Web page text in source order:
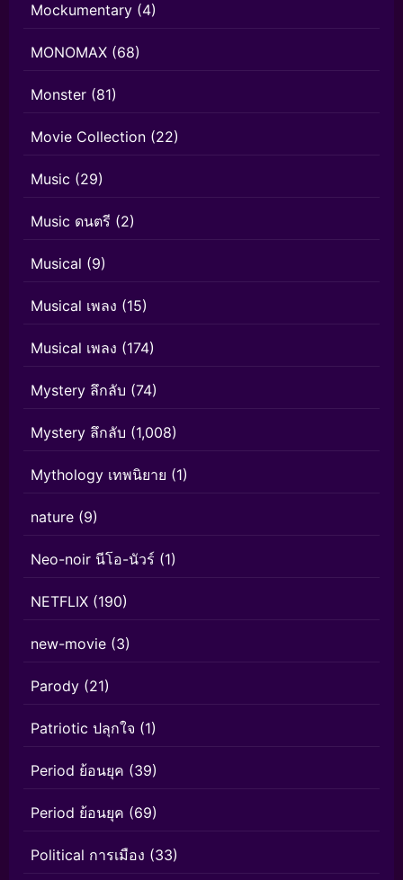
Mockumentary (4)
MONOMAX (68)
Monster (81)
Movie Collection (22)
Music (29)
Music ดนตรี (2)
Musical (9)
Musical เพลง (15)
Musical เพลง (174)
Mystery ลึกลับ (74)
Mystery ลึกลับ (1,008)
Mythology เทพนิยาย (1)
nature (9)
Neo-noir นีโอ-นัวร์ (1)
NETFLIX (190)
new-movie (3)
Parody (21)
Patriotic ปลุกใจ (1)
Period ย้อนยุค (39)
Period ย้อนยุค (69)
Political การเมือง (33)